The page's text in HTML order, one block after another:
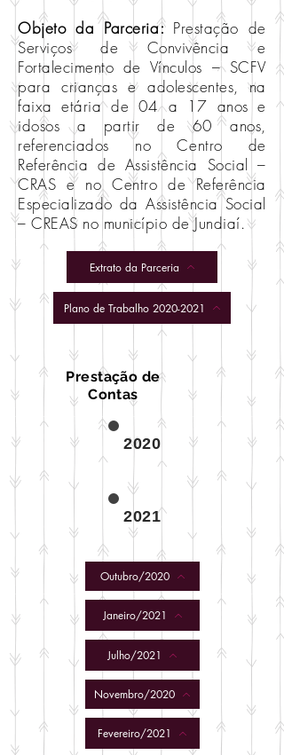
Objeto da Parceria: Prestação de
Serviços de Convivência e
Fortalecimento de Vínculos – SCFV
para crianças e adolescentes, na
faixa etária de 04 a 17 anos e
idosos a partir de 60 anos,
referenciados no Centro de
Referência de Assistência Social –
CRAS e no Centro de Referência
Especializado da Assistência Social
– CREAS no município de Jundiaí.
Extrato da Parceria
Plano de Trabalho 2020-2021
Prestação de
Contas
2020
2021
Outubro/2020
Janeiro/2021
Julho/2021
Novembro/2020
Fevereiro/2021